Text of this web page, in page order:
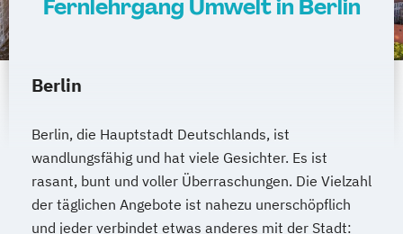
Wirtschaftsingenieurwesen
Wirtschaftsingenieurwesen Digitale
Wirtschaftsingenieurwesen Erneuerbare
Energien (B. Eng.) 6 oder 7 Semester
Wirtschaftsingenieurwesen Künstliche
Intelligenz (B. Eng.) 6 oder 7 Semester
Fernlehrgang Umwelt in Berlin
Berlin
Berlin, die Hauptstadt Deutschlands, ist
wandlungsfähig und hat viele Gesichter. Es ist
rasant, bunt und voller Überraschungen. Die Vielzahl
der täglichen Angebote ist nahezu unerschöpflich
und jeder verbindet etwas anderes mit der Stadt: